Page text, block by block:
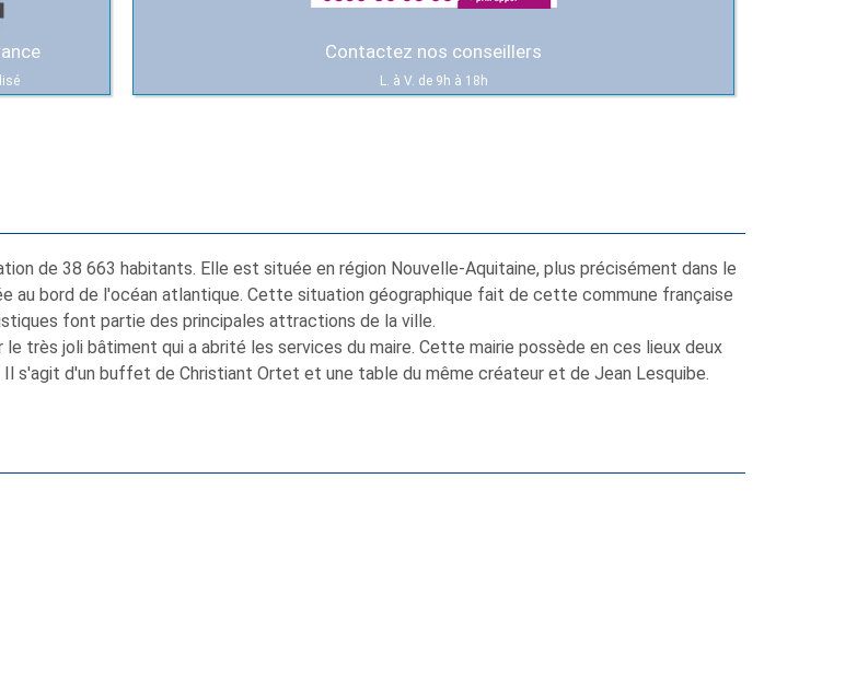
Contactez nos conseillers
L. à V. de 9h à 18h
de 38 663 habitants. Elle est située en région Nouvelle-Aquitaine, plus précisément dans le
au bord de l'océan atlantique. Cette situation géographique fait de cette commune française
font partie des principales attractions de la ville.
très joli bâtiment qui a abrité les services du maire. Cette mairie possède en ces lieux deux
s'agit d'un buffet de Christiant Ortet et une table du même créateur et de Jean Lesquibe.